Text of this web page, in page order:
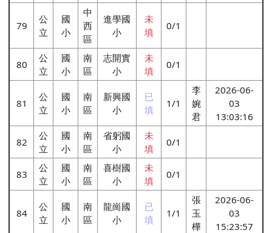
79
公
立
國
小
中
西
區
進學國
小
未
填
0/1
80
公
立
國
小
南
區
志開實
小
未
填
0/1
81
公
立
國
小
南
區
新興國
小
已
填
1/1
李
婉
君
2026-06-
03
13:03:16
82
公
立
國
小
南
區
省躬國
小
未
填
0/1
83
公
立
國
小
南
區
喜樹國
小
未
填
0/1
84
公
立
國
小
南
區
龍崗國
小
已
填
1/1
張
玉
樺
2026-06-
03
15:23:57